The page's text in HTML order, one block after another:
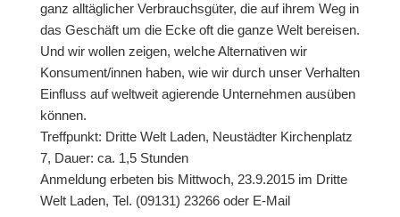
ganz alltäglicher Verbrauchsgüter, die auf ihrem Weg in
das Geschäft um die Ecke oft die ganze Welt bereisen.
Und wir wollen zeigen, welche Alternativen wir
Konsument/innen haben, wie wir durch unser Verhalten
Einfluss auf weltweit agierende Unternehmen ausüben
können.
Treffpunkt: Dritte Welt Laden, Neustädter Kirchenplatz
7, Dauer: ca. 1,5 Stunden
Anmeldung erbeten bis Mittwoch, 23.9.2015 im Dritte
Welt Laden, Tel. (09131) 23266 oder E-Mail